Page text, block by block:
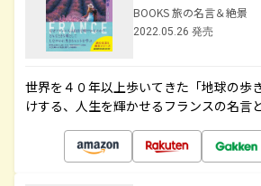
BOOKS 旅の名言＆絶景
2022.05.26 発売
世界を４０年以上歩いてきた「地球の歩
けする、人生を輝かせるフランスの名言